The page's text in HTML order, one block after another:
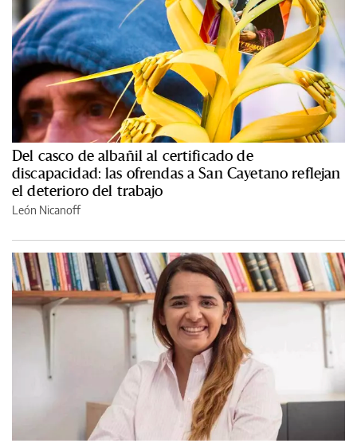
Del casco de albañil al certificado de
discapacidad: las ofrendas a San Cayetano reflejan
el deterioro del trabajo
León Nicanoff